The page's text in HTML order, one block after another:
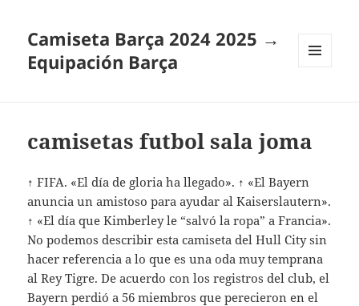
Camiseta Barça 2024 2025 →
Equipación Barça
camisetas futbol sala joma
↑ FIFA. «El día de gloria ha llegado». ↑ «El Bayern
anuncia un amistoso para ayudar al Kaiserslautern».
↑ «El día que Kimberley le “salvó la ropa” a Francia».
No podemos describir esta camiseta del Hull City sin
hacer referencia a lo que es una oda muy temprana
al Rey Tigre. De acuerdo con los registros del club, el
Bayern perdió a 56 miembros que perecieron en el